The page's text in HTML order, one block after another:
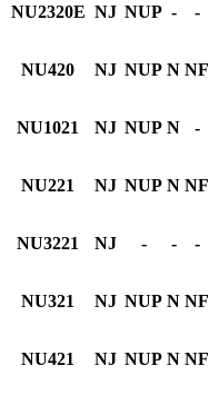
NU2320E NJ NUP - -
NU420 NJ NUP N NF
NU1021 NJ NUP N -
NU221 NJ NUP N NF
NU3221 NJ - - -
NU321 NJ NUP N NF
NU421 NJ NUP N NF